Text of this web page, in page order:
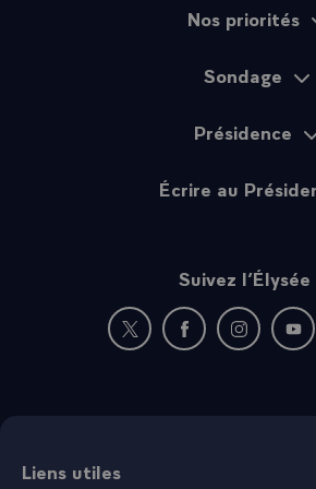
Nos priorités
Sondage
Présidence
Écrire au
Suivez l’Élysée
Nouvelle fenêtre :
Nouvelle fenêtre :
Nouvelle
Liens utiles